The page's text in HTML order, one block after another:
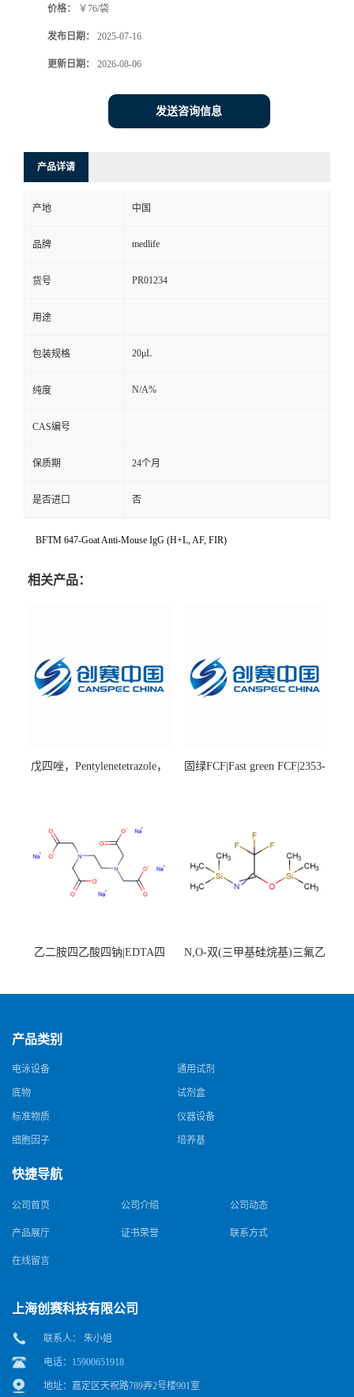
价格： ￥76/袋
发布日期： 2025-07-16
更新日期： 2026-08-06
发送咨询信息
产品详请
产地 中国
品牌 medlife
货号 PR01234
用途
包装规格 20μL
纯度 N/A%
CAS编号
保质期 24个月
是否进口 否
BFTM 647-Goat Anti-Mouse IgG (H+L, AF, FIR)
相关产品：
戊四唑，Pentylenetetrazole，
固绿FCF|Fast green FCF|2353-
乙二胺四乙酸四钠|EDTA四
N,O-双(三甲基硅烷基)三氟乙
产品类别
电泳设备 通用试剂
底物 试剂盒
标准物质 仪器设备
细胞因子 培养基
快捷导航
公司首页 公司介绍 公司动态
产品展厅 证书荣誉 联系方式
在线留言
上海创赛科技有限公司
联系人： 朱小姐
电话：15900651918
地址：嘉定区天祝路789弄2号楼901室